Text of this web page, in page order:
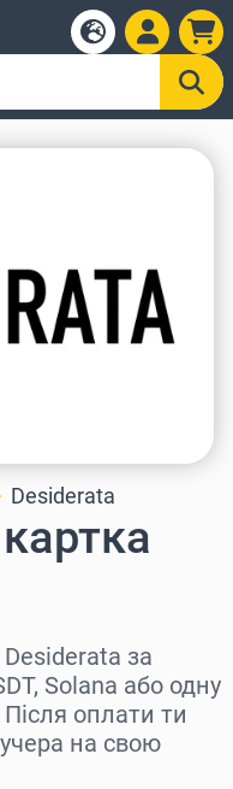
Desiderata
за
Solana або одну
оплати ти
на свою